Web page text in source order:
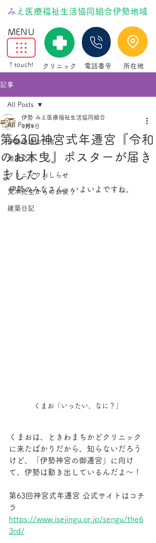
MENU
​ みえ医療福祉生活協同組合伊勢地域
↑touch! クリニック 電話番号 所在地
記事
All Posts
伊勢地域の日常
地域交流
クリニックおしらせ
荒木先生からのお便り
建築日記
All Posts
第63回神宮式年遷宮『令和
のお木曳』ポスターが届き
ました！
伊勢 みえ医療福祉生活協同組合
1月9日
伊勢のみなさん、いよいよですね。
くまお「いったい、なに？」
くまおは、ときわまちかどクリニック
に来たばかりだから、知らないだろう
けど、「伊勢神宮の御遷宮」に向け
て、伊勢は動き出しているんだよ～！
第63回神宮式年遷宮 公式サイトはコチ
ラ
https://www.isejingu.or.jp/sengu/the6
3rd/